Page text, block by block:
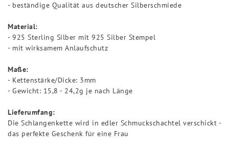
- beständige Qualität aus deutscher Silberschmiede
Material:
- 925 Sterling Silber mit 925 Silber Stempel
- mit wirksamem Anlaufschutz
Maße:
- Kettenstärke/Dicke: 3mm
- Gewicht: 15,8 - 24,2g je nach Länge
Lieferumfang:
Die Schlangenkette wird in edler Schmuckschachtel verschickt -
das perfekte Geschenk für eine Frau